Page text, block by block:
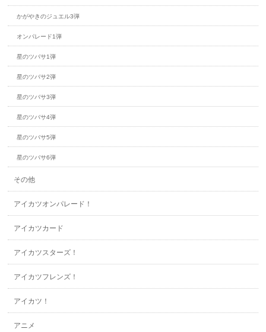
かがやきのジュエル3弾
オンパレード1弾
星のツバサ1弾
星のツバサ2弾
星のツバサ3弾
星のツバサ4弾
星のツバサ5弾
星のツバサ6弾
その他
アイカツオンパレード！
アイカツカード
アイカツスターズ！
アイカツフレンズ！
アイカツ！
アニメ